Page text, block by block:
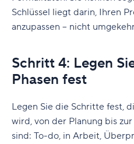
Schlüssel liegt darin, Ihren
anzupassen – nicht
Schritt 4: Legen
Phasen fest
Legen Sie die Schritte fest,
wird, von der Planung bis
sind: To-do, in Arbeit,